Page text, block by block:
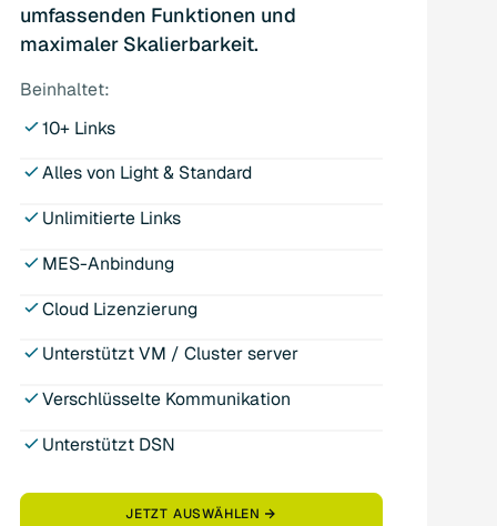
umfassenden Funktionen und
maximaler Skalierbarkeit.
Beinhaltet:
10+ Links
Alles von Light & Standard
Unlimitierte Links
MES-Anbindung
Cloud Lizenzierung
Unterstützt VM / Cluster server
Verschlüsselte Kommunikation
Unterstützt DSN
JETZT AUSWÄHLEN